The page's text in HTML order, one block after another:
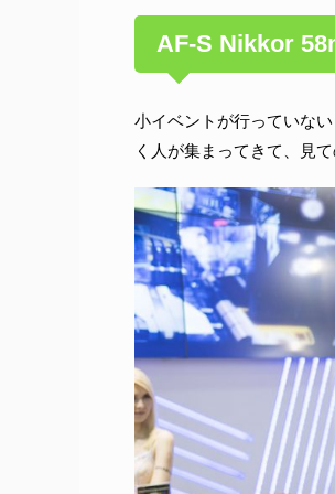
AF-S Nikkor
小イベントが行っていな
く人が集まってきて、見て